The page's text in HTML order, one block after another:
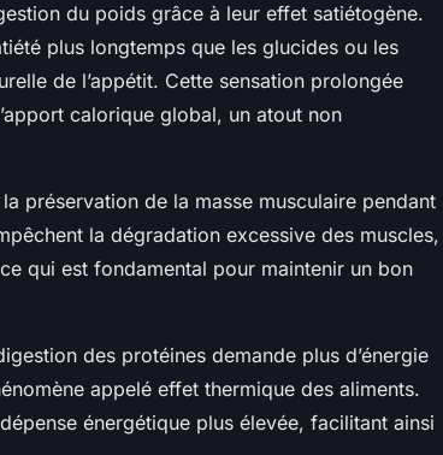
du poids grâce à leur effet satiétogène.
plus longtemps que les glucides ou les
de l’appétit. Cette sensation prolongée
calorique global, un atout non
préservation de la masse musculaire pendant
la dégradation excessive des muscles,
qui est fondamental pour maintenir un bon
des protéines demande plus d’énergie
appelé effet thermique des aliments.
énergétique plus élevée, facilitant ainsi